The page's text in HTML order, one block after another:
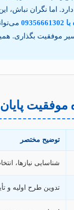
اما نگران نباش، این
بگذاری.
موفقیت
توضیح مختصر
شناسایی نیازها،
تدوین طرح اولیه و